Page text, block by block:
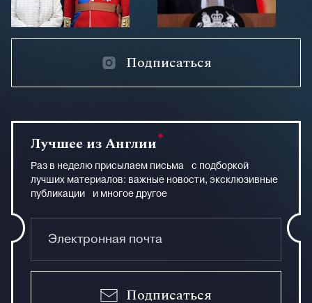
Подписаться
Лучшее из Англии
Раз в неделю присылаем письма с подборкой
лучших материалов: важные новости, эксклюзивные
публикации и многое другое
Подписаться